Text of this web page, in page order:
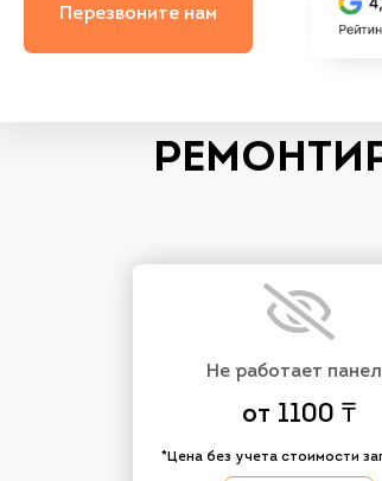
Перезвоните нам
Не работает
от 1100 ₸
*Цена без учета стоимости